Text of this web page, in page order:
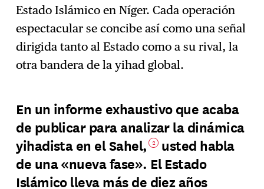
Estado Islámico en Níger. Cada operación
espectacular se concibe así como una señal
dirigida tanto al Estado como a su rival, la
otra bandera de la yihad global.
En un informe exhaustivo que acaba
de publicar para analizar la dinámica
yihadista en el Sahel, 2 usted habla
de una «nueva fase». El Estado
Islámico lleva más de diez años